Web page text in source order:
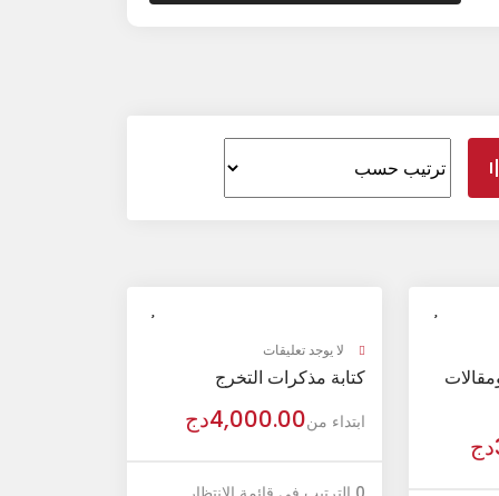
دج
لا يوجد تعليقات
كتابة مذكرات التخرج
ابتداء من4,000.00دج